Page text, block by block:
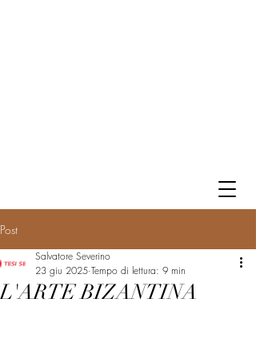
Post
L'ARTE BIZANTINA
Salvatore Severino
23 giu 2025 Tempo di lettura: 9 min